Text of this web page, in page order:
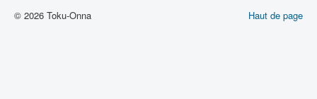
Épisodes Haut de page
© 2026 Toku-Onna